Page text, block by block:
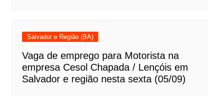
Salvador e Região (BA)
Vaga de emprego para Motorista na
empresa Cesol Chapada / Lençóis em
Salvador e região nesta sexta (05/09)